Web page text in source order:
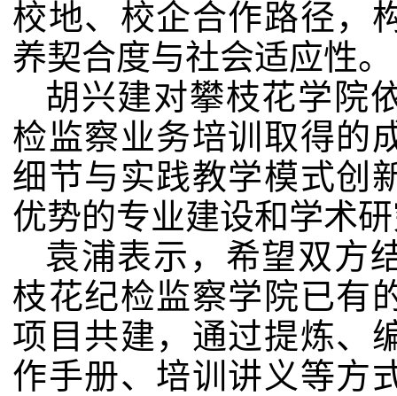
校地、校企合作路径，
养契合度与社会适应性。
胡兴建对攀枝花学院
检监察业务培训取得的
细节与实践教学模式创
优势的专业建设和学术
袁浦表示，希望双方
枝花纪检监察学院已有
项目共建，通过提炼、
作手册、培训讲义等方